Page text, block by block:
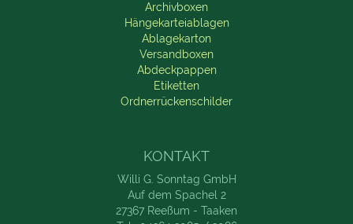
Archivboxen
Hängekarteiablagen
Ablagekarton
Versandboxen
Abdeckpappen
Etiketten
Ordnerrückenschilder
KONTAKT
Willi G. Sonntag GmbH
Auf dem Spachel 2
27367 Reeßum - Taaken